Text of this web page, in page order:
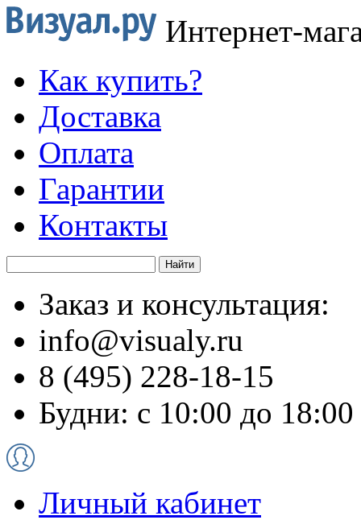
Интернет-
Как купить?
Доставка
Оплата
Гарантии
Контакты
Заказ и консультация:
info@visualy.ru
8 (495) 228-18-15
Будни: с 10:00 до 18:00
Личный кабинет